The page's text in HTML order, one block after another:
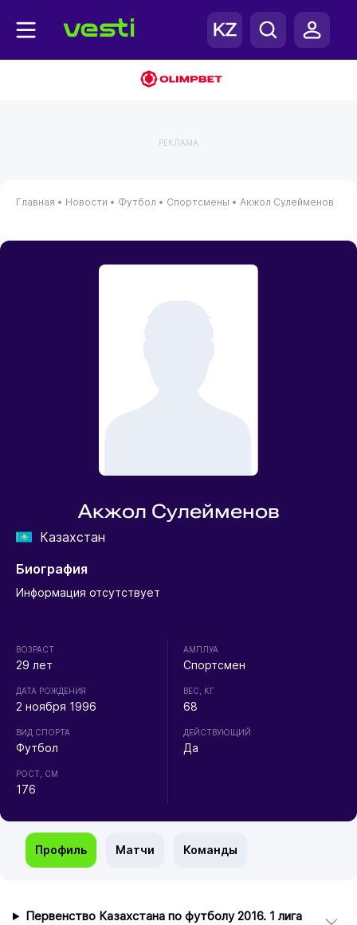
РЕКЛАМА
Главная • Новости • Футбол • Спортсмены • Акжол Сулейменов
Акжол Сулейменов
Казахстан
Биография
Информация отсутствует
ВОЗРАСТ
29 лет
ДАТА РОЖДЕНИЯ
2 ноября 1996
ВИД СПОРТА
Футбол
РОСТ, СМ
176
АМПЛУА
Спортсмен
ВЕС, КГ
68
ДЕЙСТВУЮЩИЙ
Да
Профиль Матчи Команды
Первенство Казахстана по футболу 2016. 1 лига